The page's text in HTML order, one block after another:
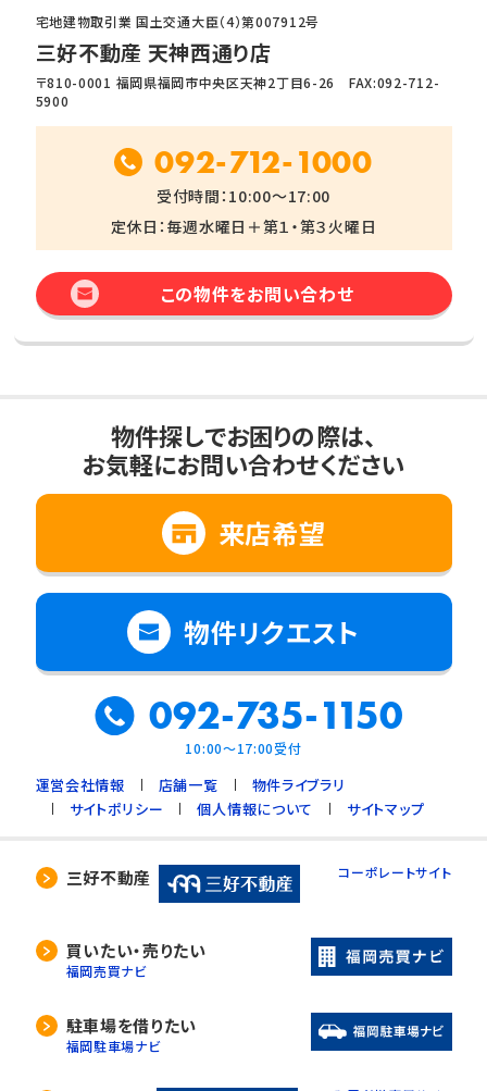
宅地建物取引業 国土交通大臣（4）第007912号
三好不動産 天神西通り店
〒810-0001 福岡県福岡市中央区天神2丁目6-26 FAX:092-712-
5900
092-712-1000
受付時間：10:00～17:00
定休日：毎週水曜日＋第１・第３火曜日
この物件をお問い合わせ
物件探しでお困りの際は、
お気軽にお問い合わせください
来店希望
物件リクエスト
092-735-1150
10:00～17:00受付
運営会社情報 店舗一覧
物件ライブラリ
サイトポリシー
個人情報について サイトマップ
三好不動産 コーポレートサイト
買いたい・売りたい
福岡売買ナビ
駐車場を借りたい
福岡駐車場ナビ